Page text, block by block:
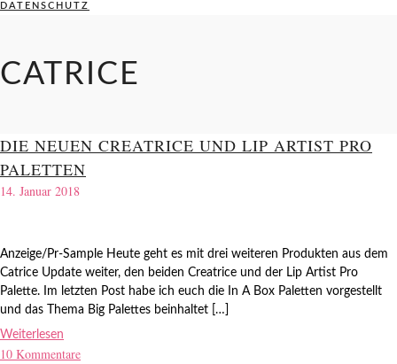
DATENSCHUTZ
CATRICE
DIE NEUEN CREATRICE UND LIP ARTIST PRO
PALETTEN
14. Januar 2018
Anzeige/Pr-Sample Heute geht es mit drei weiteren Produkten aus dem
Catrice Update weiter, den beiden Creatrice und der Lip Artist Pro
Palette. Im letzten Post habe ich euch die In A Box Paletten vorgestellt
und das Thema Big Palettes beinhaltet […]
Weiterlesen
10 Kommentare